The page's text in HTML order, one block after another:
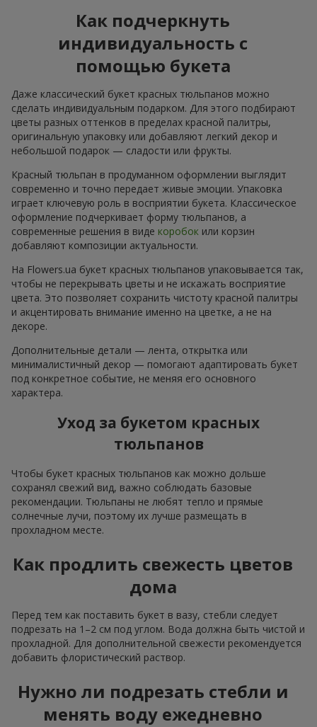
Как подчеркнуть
индивидуальность с
помощью букета
Даже классический букет красных тюльпанов можно
сделать индивидуальным подарком. Для этого подбирают
цветы разных оттенков в пределах красной палитры,
оригинальную упаковку или добавляют легкий декор и
небольшой подарок — сладости или фрукты.
Красный тюльпан в продуманном оформлении выглядит
современно и точно передает живые эмоции. Упаковка
играет ключевую роль в восприятии букета. Классическое
оформление подчеркивает форму тюльпанов, а
современные решения в виде коробок или корзин
добавляют композиции актуальности.
На Flowers.ua букет красных тюльпанов упаковывается так,
чтобы не перекрывать цветы и не искажать восприятие
цвета. Это позволяет сохранить чистоту красной палитры
и акцентировать внимание именно на цветке, а не на
декоре.
Дополнительные детали — лента, открытка или
минималистичный декор — помогают адаптировать букет
под конкретное событие, не меняя его основного
характера.
Уход за букетом красных
тюльпанов
Чтобы букет красных тюльпанов как можно дольше
сохранял свежий вид, важно соблюдать базовые
рекомендации. Тюльпаны не любят тепло и прямые
солнечные лучи, поэтому их лучше размещать в
прохладном месте.
Как продлить свежесть цветов
дома
Перед тем как поставить букет в вазу, стебли следует
подрезать на 1–2 см под углом. Вода должна быть чистой и
прохладной. Для дополнительной свежести рекомендуется
добавить флористический раствор.
Нужно ли подрезать стебли и
менять воду ежедневно